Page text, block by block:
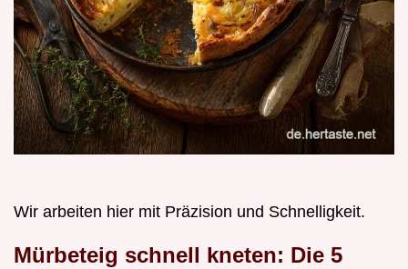
Wir arbeiten hier mit Präzision und Schnelligkeit.
Mürbeteig schnell kneten: Die 5